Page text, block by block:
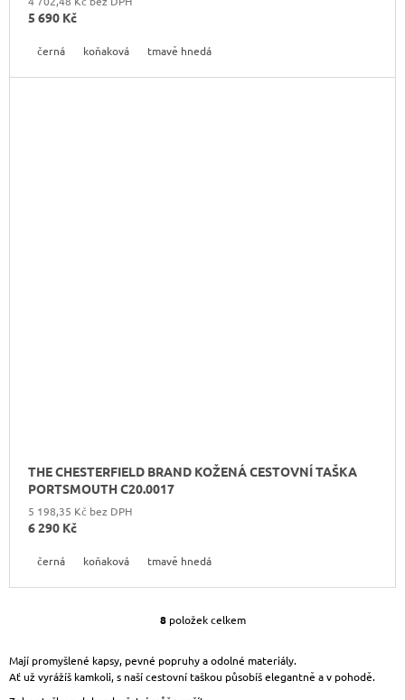
5 690 Kč
černá koňaková tmavě hnedá
THE CHESTERFIELD BRAND KOŽENÁ CESTOVNÍ TAŠKA
PORTSMOUTH C20.0017
5 198,35 Kč bez DPH
6 290 Kč
černá koňaková tmavě hnedá
O
L
Á
D
8položek celkem
Mají promyšlené kapsy, pevné popruhy a odolné materiály.
Ať už vyrážíš kamkoli, s naší cestovní taškou působíš elegantně a v pohodě.